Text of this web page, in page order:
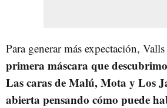
Para generar más expectación,
primera máscara que
Las caras de Malú, Mota y Los
abierta pensando cómo puede